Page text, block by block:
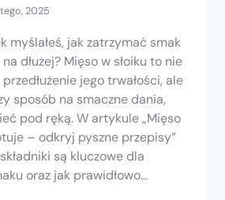
2025
myślałeś, jak zatrzymać smak
dłużej? Mięso w słoiku to nie
jego trwałości, ale
sposób na smaczne dania,
pod ręką. W artykule „Mięso
– odkryj pyszne przepisy”
są kluczowe dla
oraz jak prawidłowo…